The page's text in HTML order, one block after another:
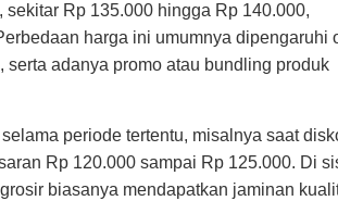
Rp 135.000 hingga Rp 140.000,
harga ini umumnya dipengaruhi
adanya promo atau bundling produk
periode tertentu, misalnya saat
Rp 120.000 sampai Rp 125.000. Di
biasanya mendapatkan jaminan